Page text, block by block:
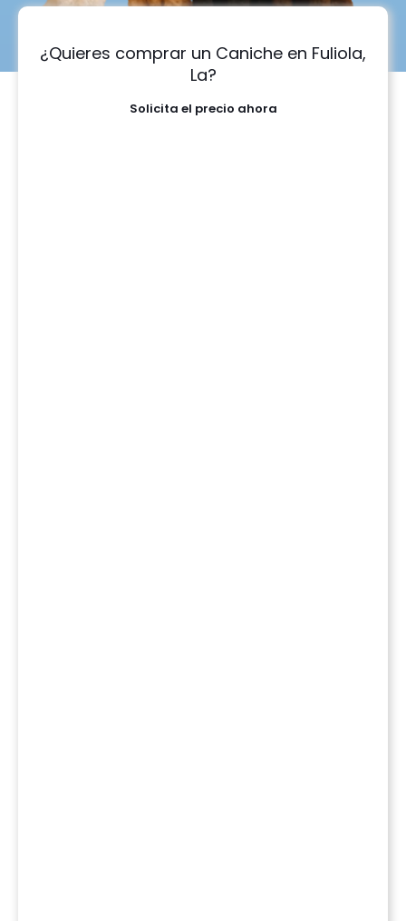
¿Quieres comprar un Caniche en Fuliola,
La?
Solicita el precio ahora